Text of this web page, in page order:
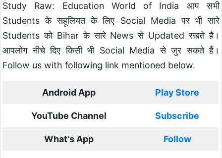
Study Raw: Education World of India आप सभी
Students के सहूलियत के लिए Social Media पर भी सारे
Students को Bihar के सारे News से Updated रखते है।
आपलोग नीचे दिए किसी भी Social Media से जुर सकते हैं।
Follow us with following link mentioned below.
Android App Play Store
YouTube Channel Subscribe
What's App Follow